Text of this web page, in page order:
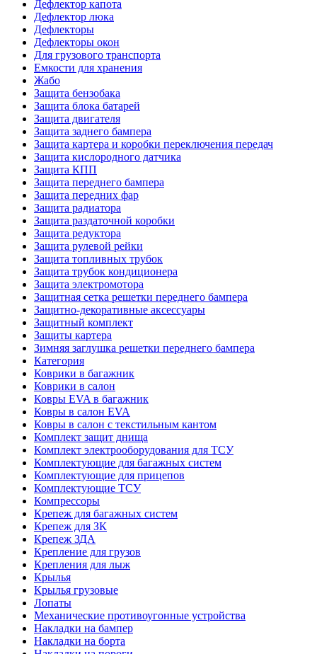
Дефлектор капота
Дефлектор люка
Дефлекторы
Дефлекторы окон
Для грузового транспорта
Емкости для хранения
Жабо
Защита бензобака
Защита блока батарей
Защита двигателя
Защита заднего бампера
Защита картера и коробки переключения передач
Защита кислородного датчика
Защита КПП
Защита переднего бампера
Защита передних фар
Защита радиатора
Защита раздаточной коробки
Защита редуктора
Защита рулевой рейки
Защита топливных трубок
Защита трубок кондиционера
Защита электромотора
Защитная сетка решетки переднего бампера
Защитно-декоративные аксессуары
Защитный комплект
Защиты картера
Зимняя заглушка решетки переднего бампера
Категория
Коврики в багажник
Коврики в салон
Ковры EVA в багажник
Ковры в салон EVA
Ковры в салон с текстильным кантом
Комплект защит днища
Комплект электрооборудования для ТСУ
Комплектующие для багажных систем
Комплектующие для прицепов
Комплектующие ТСУ
Компрессоры
Крепеж для багажных систем
Крепеж для ЗК
Крепеж ЗДА
Крепление для грузов
Крепления для лыж
Крылья
Крылья грузовые
Лопаты
Механические противоугонные устройства
Накладки на бампер
Накладки на борта